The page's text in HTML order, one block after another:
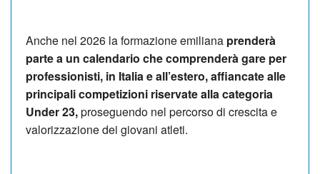
Anche nel 2026 la formazione emiliana prenderà
parte a un calendario che comprenderà gare per
professionisti, in Italia e all’estero, affiancate alle
principali competizioni riservate alla categoria
Under 23,proseguendo nel percorso di crescita e
valorizzazione dei giovani atleti.